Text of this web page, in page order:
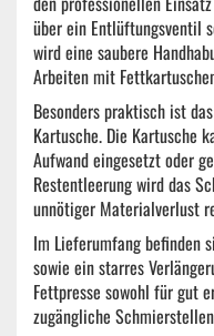
über ein Entlüftungsventil
wird eine saubere
Arbeiten mit
Besonders praktisch ist
Kartusche. Die Kartusche
Aufwand eingesetzt oder
Restentleerung wird das
unnötiger Materialverlust
Im Lieferumfang befinden
sowie ein starres
Fettpresse sowohl für gut
zugängliche